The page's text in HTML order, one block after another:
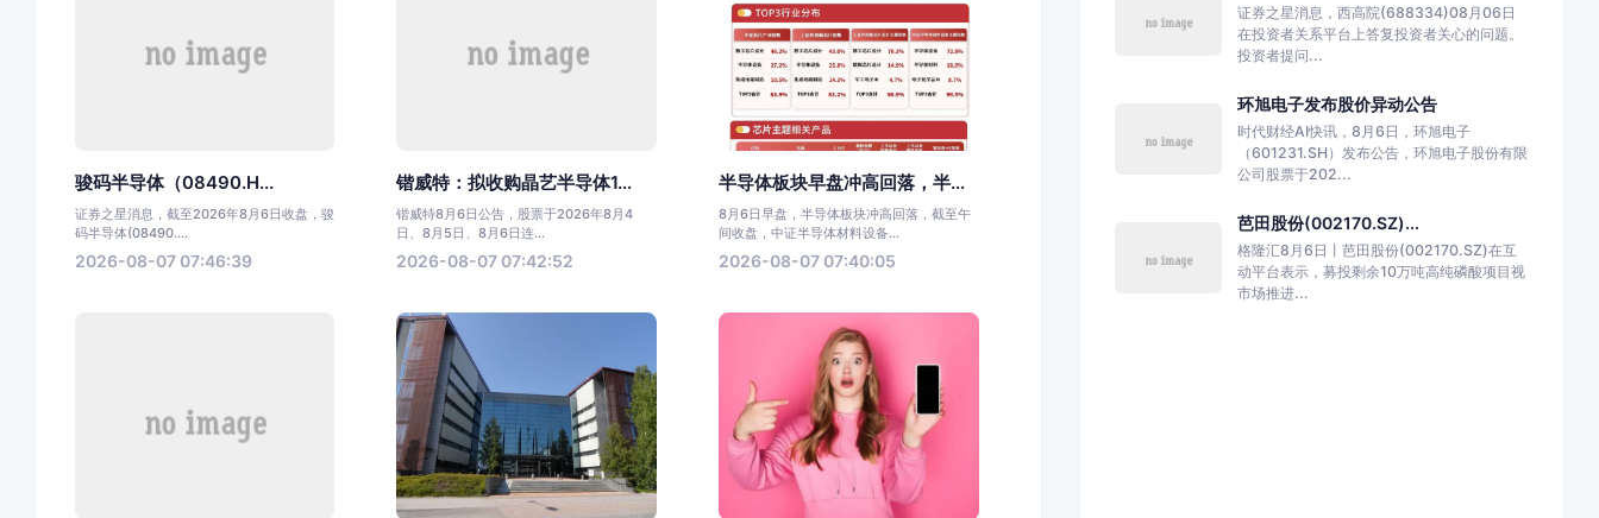
骏码半导体（08490.H...
证券之星消息，截至2026年8月6日收盘，骏
码半导体(08490....
2026-08-07 07:46:39
锴威特：拟收购晶艺半导体1...
锴威特8月6日公告，股票于2026年8月4
日、8月5日、8月6日连...
2026-08-07 07:42:52
半导体板块早盘冲高回落，半...
8月6日早盘，半导体板块冲高回落，截至午
间收盘，中证半导体材料设备...
2026-08-07 07:40:05
证券之星消息，西高院(688334)08月06日
在投资者关系平台上答复投资者关心的问题。
投资者提问...
环旭电子发布股价异动公告
时代财经AI快讯，8月6日，环旭电子
（601231.SH）发布公告，环旭电子股份有限
公司股票于202...
芭田股份(002170.SZ)...
格隆汇8月6日丨芭田股份(002170.SZ)在互
动平台表示，募投剩余10万吨高纯磷酸项目视
市场推进...